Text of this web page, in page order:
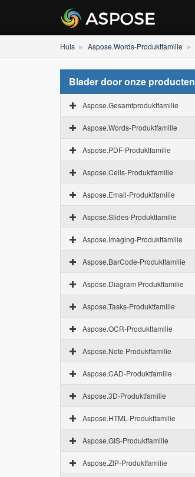
Huis Aspose.Words-Produktfamilie
Blader door onze producten
Aspose.Gesamtproduktfamilie
Aspose.Words-Produktfamilie
Aspose.PDF-Produktfamilie
Aspose.Cells-Produktfamilie
Aspose.Email-Produktfamilie
Aspose.Slides-Produktfamilie
Aspose.Imaging-Produktfamilie
Aspose.BarCode-Produktfamilie
Aspose.Diagram Produktfamilie
Aspose.Tasks-Produktfamilie
Aspose.OCR-Produktfamilie
Aspose.Note Produktfamilie
Aspose.CAD-Produktfamilie
Aspose.3D-Produktfamilie
Aspose.HTML-Produktfamilie
Aspose.GIS-Produktfamilie
Aspose.ZIP-Produktfamilie